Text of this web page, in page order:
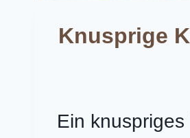
Knusprige
Ein